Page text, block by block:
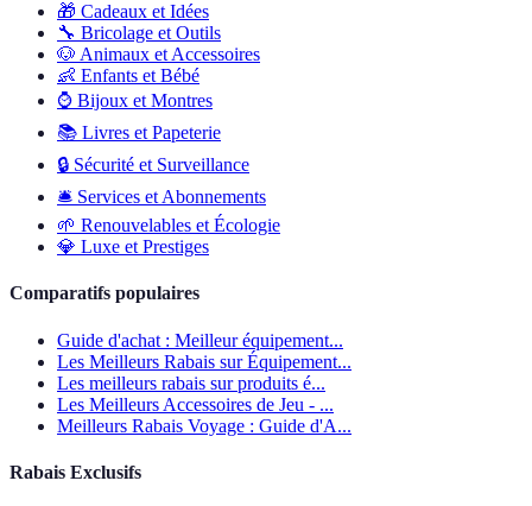
🎁 Cadeaux et Idées
🔧 Bricolage et Outils
🐶 Animaux et Accessoires
👶 Enfants et Bébé
⌚ Bijoux et Montres
📚 Livres et Papeterie
🔒 Sécurité et Surveillance
🛎️ Services et Abonnements
🌱 Renouvelables et Écologie
💎 Luxe et Prestiges
Comparatifs populaires
Guide d'achat : Meilleur équipement...
Les Meilleurs Rabais sur Équipement...
Les meilleurs rabais sur produits é...
Les Meilleurs Accessoires de Jeu - ...
Meilleurs Rabais Voyage : Guide d'A...
Rabais Exclusifs